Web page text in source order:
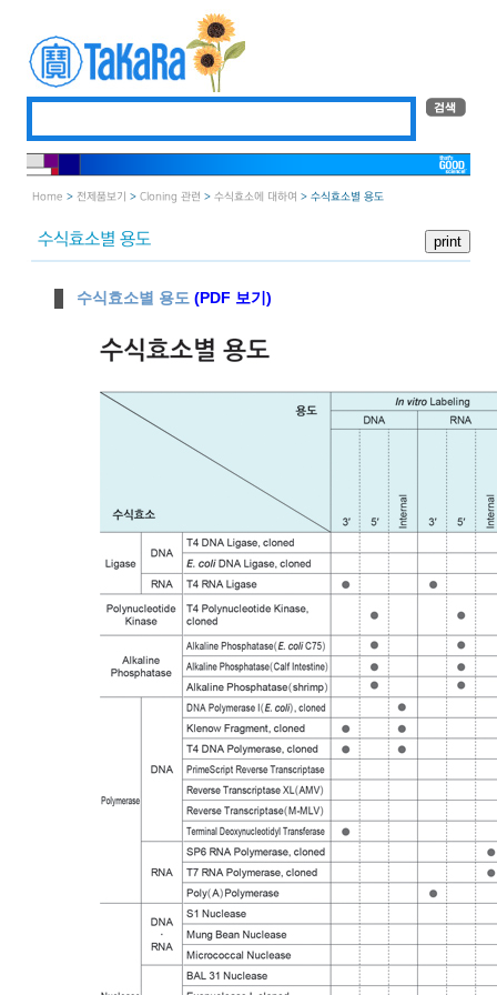
Home > 전제품보기 > Cloning 관련 > 수식효소에 대하여 > 수식효소별 용도
수식효소별 용도
수식효소별 용도 (PDF 보기)